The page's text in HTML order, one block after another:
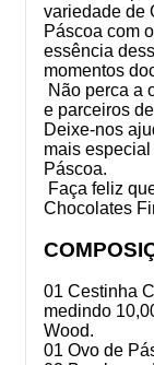
variedade de
Páscoa com
essência
momentos
Não perca a
e parceiros
Deixe-nos
mais
Páscoa.
Faça feliz
Chocolates
01 Cestinha
medindo
Wood.
01 Ovo de